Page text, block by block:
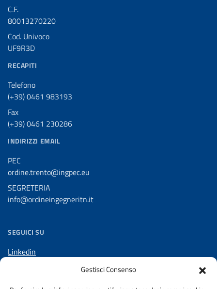
Gestisci Consenso
C.F.
80013270220
Cod. Univoco
UF9R3D
RECAPITI
Telefono
(+39) 0461 983193
Fax
(+39) 0461 230286
INDIRIZZI EMAIL
PEC
ordine.trento@ingpec.eu
SEGRETERIA
info@ordineingegneritn.it
SEGUICI SU
Linkedin